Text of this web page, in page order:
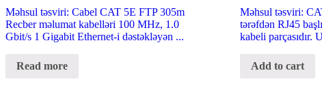
Məhsul təsviri: Cabel CAT 5E FTP 305m
Recber məlumat kabelləri 100 MHz, 1.0
Gbit/s 1 Gigabit Ethernet-i dəstəkləyən ...
Read more
Məhsul təsviri:
tərəfdən RJ45
kabeli parçasıdır.
Add to cart